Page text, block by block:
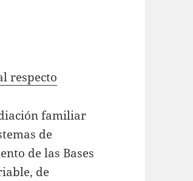
respecto
familiar
de
de las Bases
de